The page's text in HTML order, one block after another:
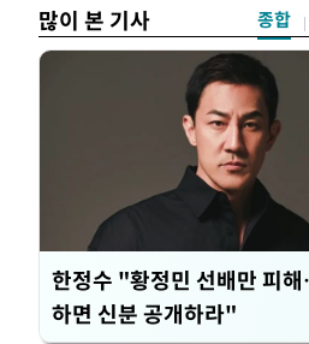
많이 본 기사 종합
한정수 "황정민 선배만 피
하면 신분 공개하라"